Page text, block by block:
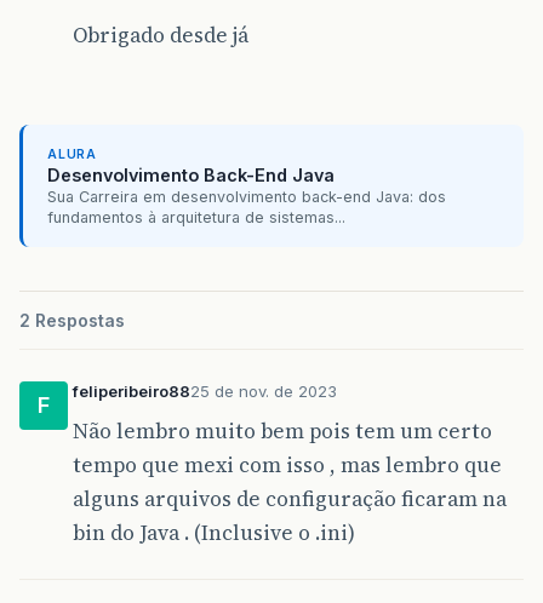
Obrigado desde já
ALURA
Desenvolvimento Back-End Java
Sua Carreira em desenvolvimento back-end Java: dos
fundamentos à arquitetura de sistemas...
2 Respostas
F
feliperibeiro8825 de nov. de 2023
Não lembro muito bem pois tem um certo
tempo que mexi com isso , mas lembro que
alguns arquivos de configuração ficaram na
bin do Java . (Inclusive o .ini)